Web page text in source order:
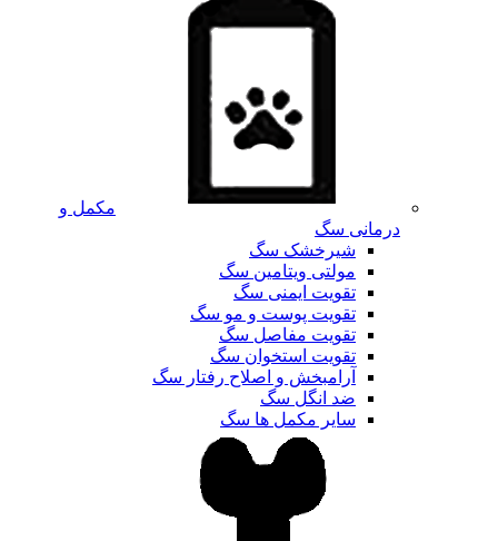
مکمل و
درمانی سگ
شیرخشک سگ
مولتی ویتامین سگ
تقویت ایمنی سگ
تقویت پوست و مو سگ
تقویت مفاصل سگ
تقویت استخوان سگ
آرامبخش و اصلاح رفتار سگ
ضد انگل سگ
سایر مکمل ها سگ